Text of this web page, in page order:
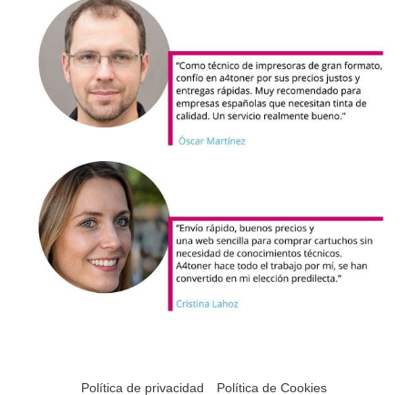
Política de privacidad
Política de Cookies